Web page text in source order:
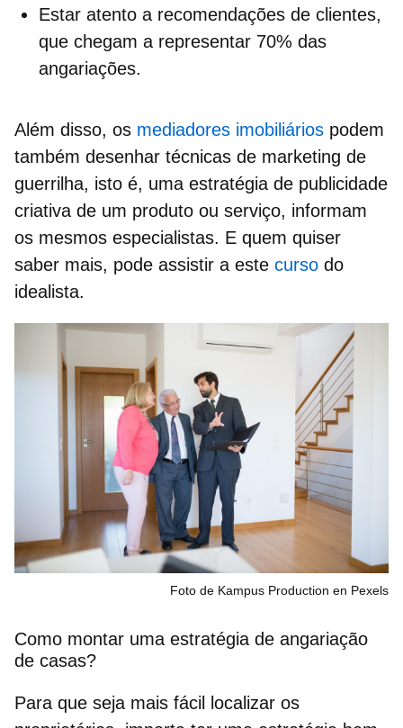
Estar atento a recomendações de clientes,
que chegam a representar 70% das
angariações.
Além disso, os mediadores imobiliários podem
também desenhar técnicas de marketing de
guerrilha, isto é, uma estratégia de publicidade
criativa de um produto ou serviço, informam
os mesmos especialistas. E quem quiser
saber mais, pode assistir a este curso do
idealista.
Foto de Kampus Production en Pexels
Como montar uma estratégia de angariação
de casas?
Para que seja mais fácil
localizar os